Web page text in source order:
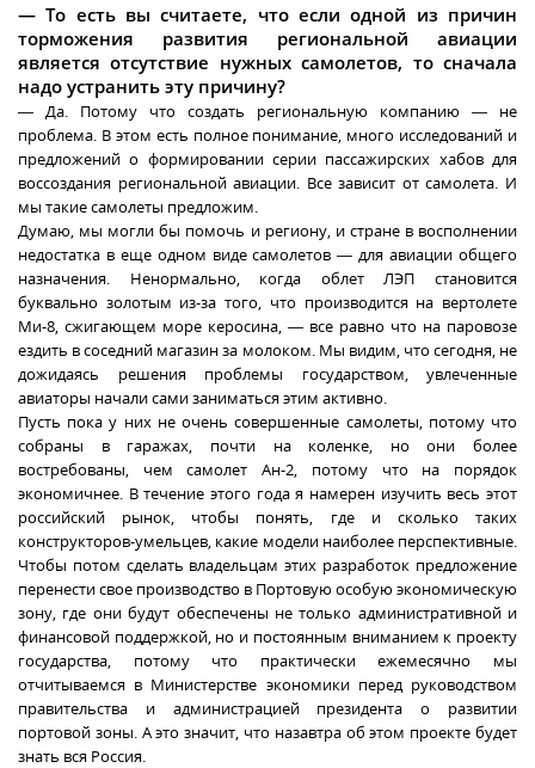
— То есть вы считаете, что если одной из причин
торможения развития региональной авиации
является отсутствие нужных самолетов, то сначала
надо устранить эту причину?
— Да. Потому что создать региональную компанию — не
проблема. В этом есть полное понимание, много исследований и
предложений о формировании серии пассажирских хабов для
воссоздания региональной авиации. Все зависит от самолета. И
мы такие самолеты предложим.
Думаю, мы могли бы помочь и региону, и стране в восполнении
недостатка в еще одном виде самолетов — для авиации общего
назначения. Ненормально, когда облет ЛЭП становится
буквально золотым из-за того, что производится на вертолете
Ми-8, сжигающем море керосина, — все равно что на паровозе
ездить в соседний магазин за молоком. Мы видим, что сегодня, не
дожидаясь решения проблемы государством, увлеченные
авиаторы начали сами заниматься этим активно.
Пусть пока у них не очень совершенные самолеты, потому что
собраны в гаражах, почти на коленке, но они более
востребованы, чем самолет Ан-2, потому что на порядок
экономичнее. В течение этого года я намерен изучить весь этот
российский рынок, чтобы понять, где и сколько таких
конструкторов-умельцев, какие модели наиболее перспективные.
Чтобы потом сделать владельцам этих разработок предложение
перенести свое производство в Портовую особую экономическую
зону, где они будут обеспечены не только административной и
финансовой поддержкой, но и постоянным вниманием к проекту
государства, потому что практически ежемесячно мы
отчитываемся в Министерстве экономики перед руководством
правительства и администрацией президента о развитии
портовой зоны. А это значит, что назавтра об этом проекте будет
знать вся Россия.